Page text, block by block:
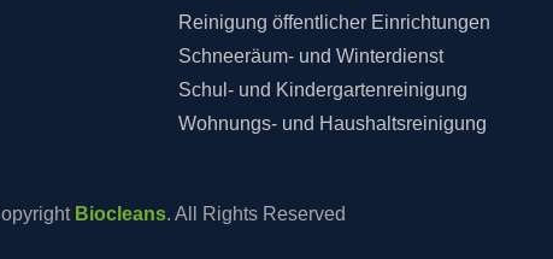
Reinigung öffentlicher Einrichtungen
Schneeräum- und Winterdienst
Schul- und Kindergartenreinigung
Wohnungs- und Haushaltsreinigung
Biocleans. All Rights Reserved